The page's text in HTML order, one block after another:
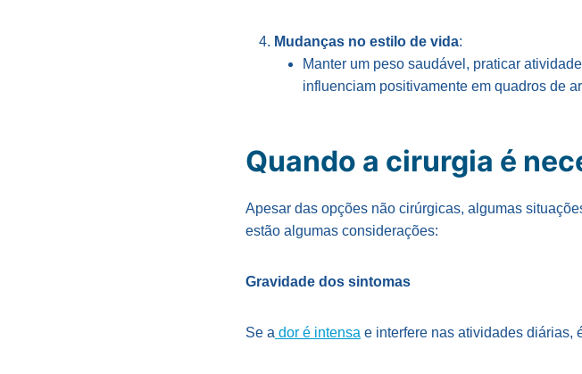
Mudanças no estilo de vida:
Manter um peso saudável, praticar
influenciam positivamente em quadros de
Quando a cirurgia é
Apesar das opções não cirúrgicas, algumas
estão algumas considerações:
Gravidade dos sintomas
Se a dor é intensa e interfere nas atividades diárias,